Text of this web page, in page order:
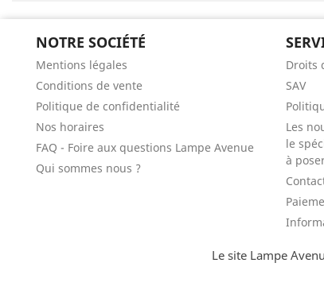
NOTRE SOCIÉTÉ
Mentions légales
Conditions de vente
Politique de confidentialité
Nos horaires
FAQ - Foire aux questions Lampe Avenue
Qui sommes nous ?
Droits
SAV
Les
le
à
Le site Lampe